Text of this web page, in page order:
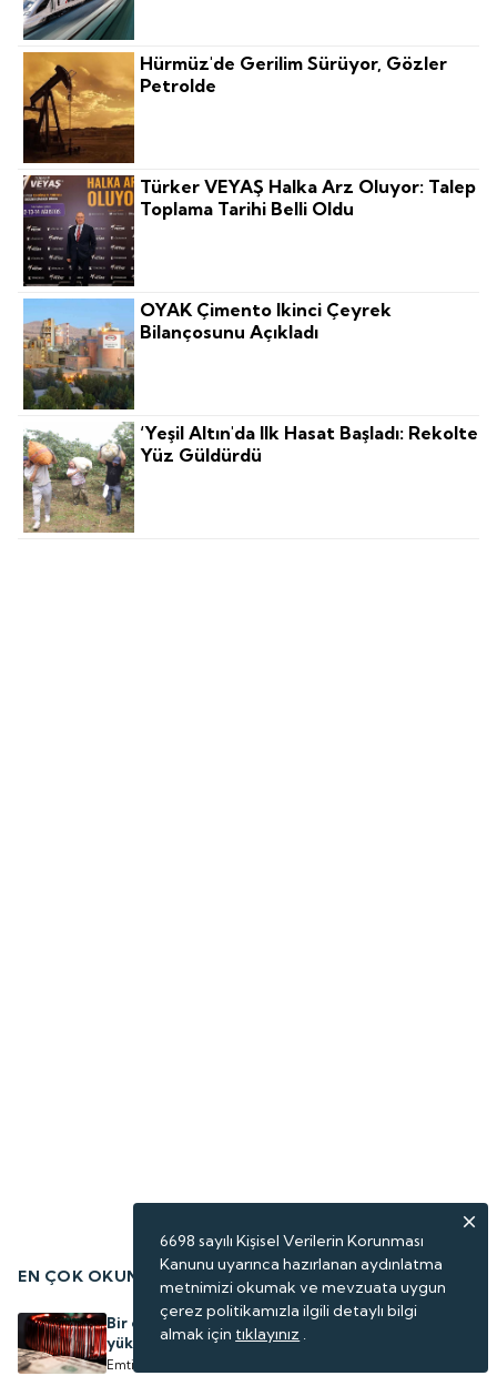
Hürmüz'de Gerilim Sürüyor, Gözler
Petrolde
Türker VEYAŞ Halka Arz Oluyor: Talep
Toplama Tarihi Belli Oldu
OYAK Çimento Ikinci Çeyrek
Bilançosunu Açıkladı
‘Yeşil Altın'da Ilk Hasat Başladı: Rekolte
Yüz Güldürdü
EN ÇOK OKUNANLAR
Bir emtia daha tarihi zirvesini gördü: Uzman isim
yükselişin perde arkasını anlattı
Emtia
6698 sayılı Kişisel Verilerin Korunması
Kanunu uyarınca hazırlanan aydınlatma
metnimizi okumak ve mevzuata uygun
çerez politikamızla ilgili detaylı bilgi
almak için tıklayınız .